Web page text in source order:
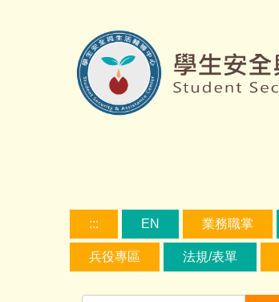
::: EN 業務職掌
兵役專區 法規/表單